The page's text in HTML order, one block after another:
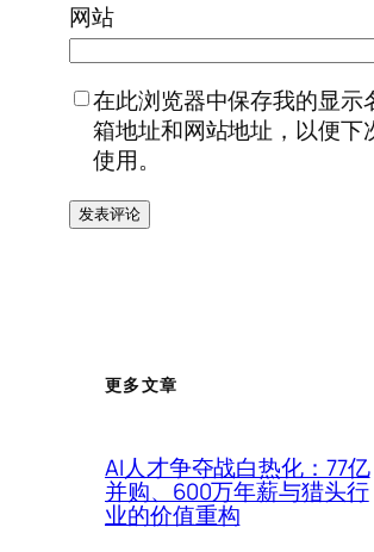
网站
在此浏览器中保存我的显示
箱地址和网站地址，以便下
使用。
更多文章
AI人才争夺战白热化：77亿
并购、600万年薪与猎头行
业的价值重构